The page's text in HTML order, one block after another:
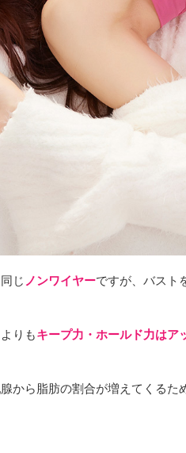
じ ノンワイヤーですが、バスト
りもキープ力・ホールド力はア
から脂肪の割合が増えてくるた